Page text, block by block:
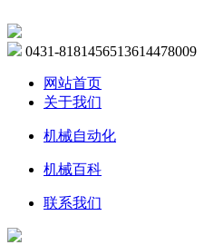
0431-8181456513614478009
网站首页
关于我们
机械自动化
机械百科
联系我们